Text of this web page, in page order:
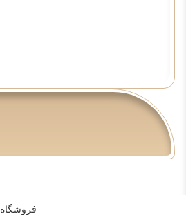
فروشگاه